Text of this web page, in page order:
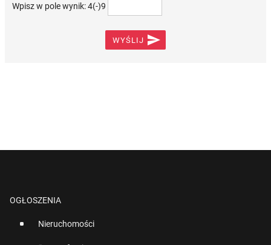
Wpisz w pole wynik: 4(-)9
WYŚLIJ 
OGŁOSZENIA
Nieruchomości